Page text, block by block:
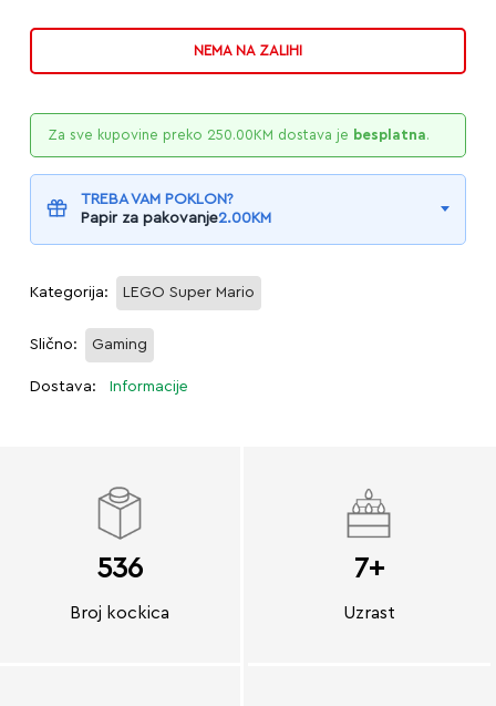
NEMA NA ZALIHI
Za sve kupovine preko 250.00KM dostava je besplatna.
TREBA VAM POKLON?
Papir za pakovanje2.00KM
Kategorija: LEGO Super Mario
Slično: Gaming
Dostava: Informacije
536
Broj kockica
7+
Uzrast